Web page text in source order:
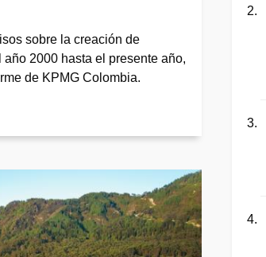
sobre la creación de
2000 hasta el presente año,
de KPMG Colombia.